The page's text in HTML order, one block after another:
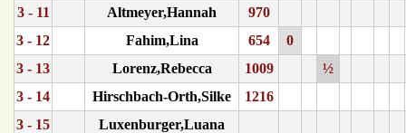
3 - 11
Altmeyer,Hannah
970
3 - 12
Fahim,Lina 654
0
3 - 13
Lorenz,Rebecca 1009
½
3 - 14
Hirschbach-Orth,Silke
1216
3 - 15
Luxenburger,Luana